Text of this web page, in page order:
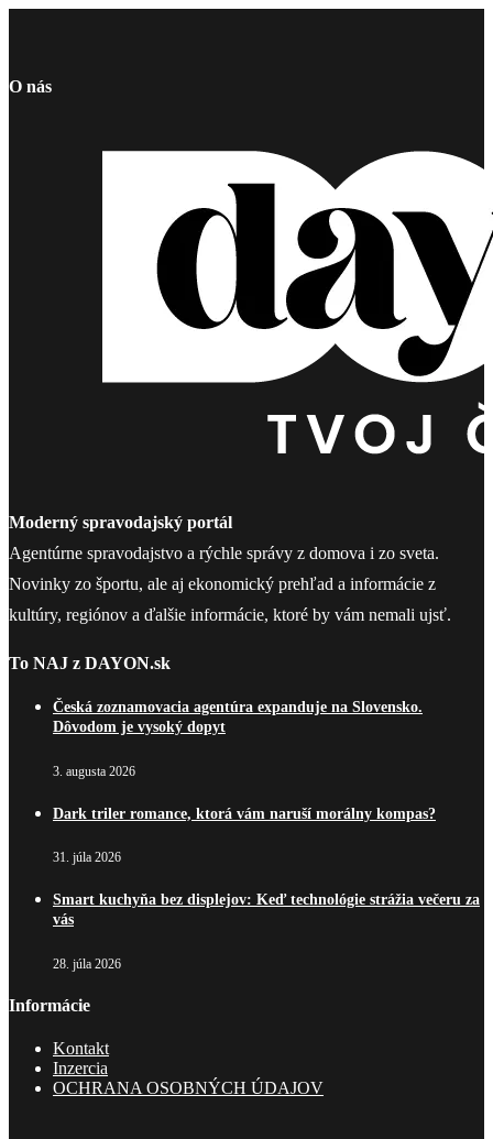
O nás
Moderný spravodajský portál
Agentúrne spravodajstvo a rýchle správy z domova i zo sveta.
Novinky zo športu, ale aj ekonomický prehľad a informácie z
kultúry, regiónov a ďalšie informácie, ktoré by vám nemali ujsť.
To NAJ z DAYON.sk
Česká zoznamovacia agentúra expanduje na Slovensko.
Dôvodom je vysoký dopyt
3. augusta 2026
Dark triler romance, ktorá vám naruší morálny kompas?
31. júla 2026
Smart kuchyňa bez displejov: Keď technológie strážia večeru za
vás
28. júla 2026
Informácie
Kontakt
Inzercia
OCHRANA OSOBNÝCH ÚDAJOV